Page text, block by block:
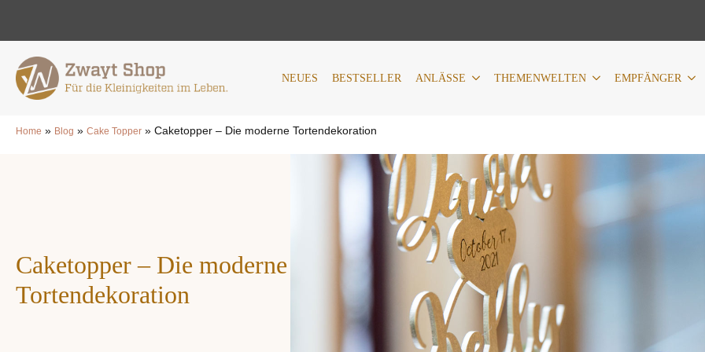
NEUES BESTSELLER ANLÄSSE THEMENWELTEN EMPFÄNGER
Home » Blog » Cake Topper » Caketopper – Die moderne Tortendekoration
Caketopper – Die moderne
Tortendekoration